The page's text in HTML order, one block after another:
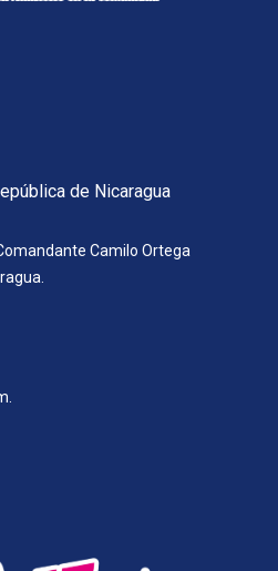
de Nicaragua
Camilo Ortega